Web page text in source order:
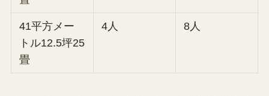
41平方メー
トル12.5坪25
畳
4人 8人